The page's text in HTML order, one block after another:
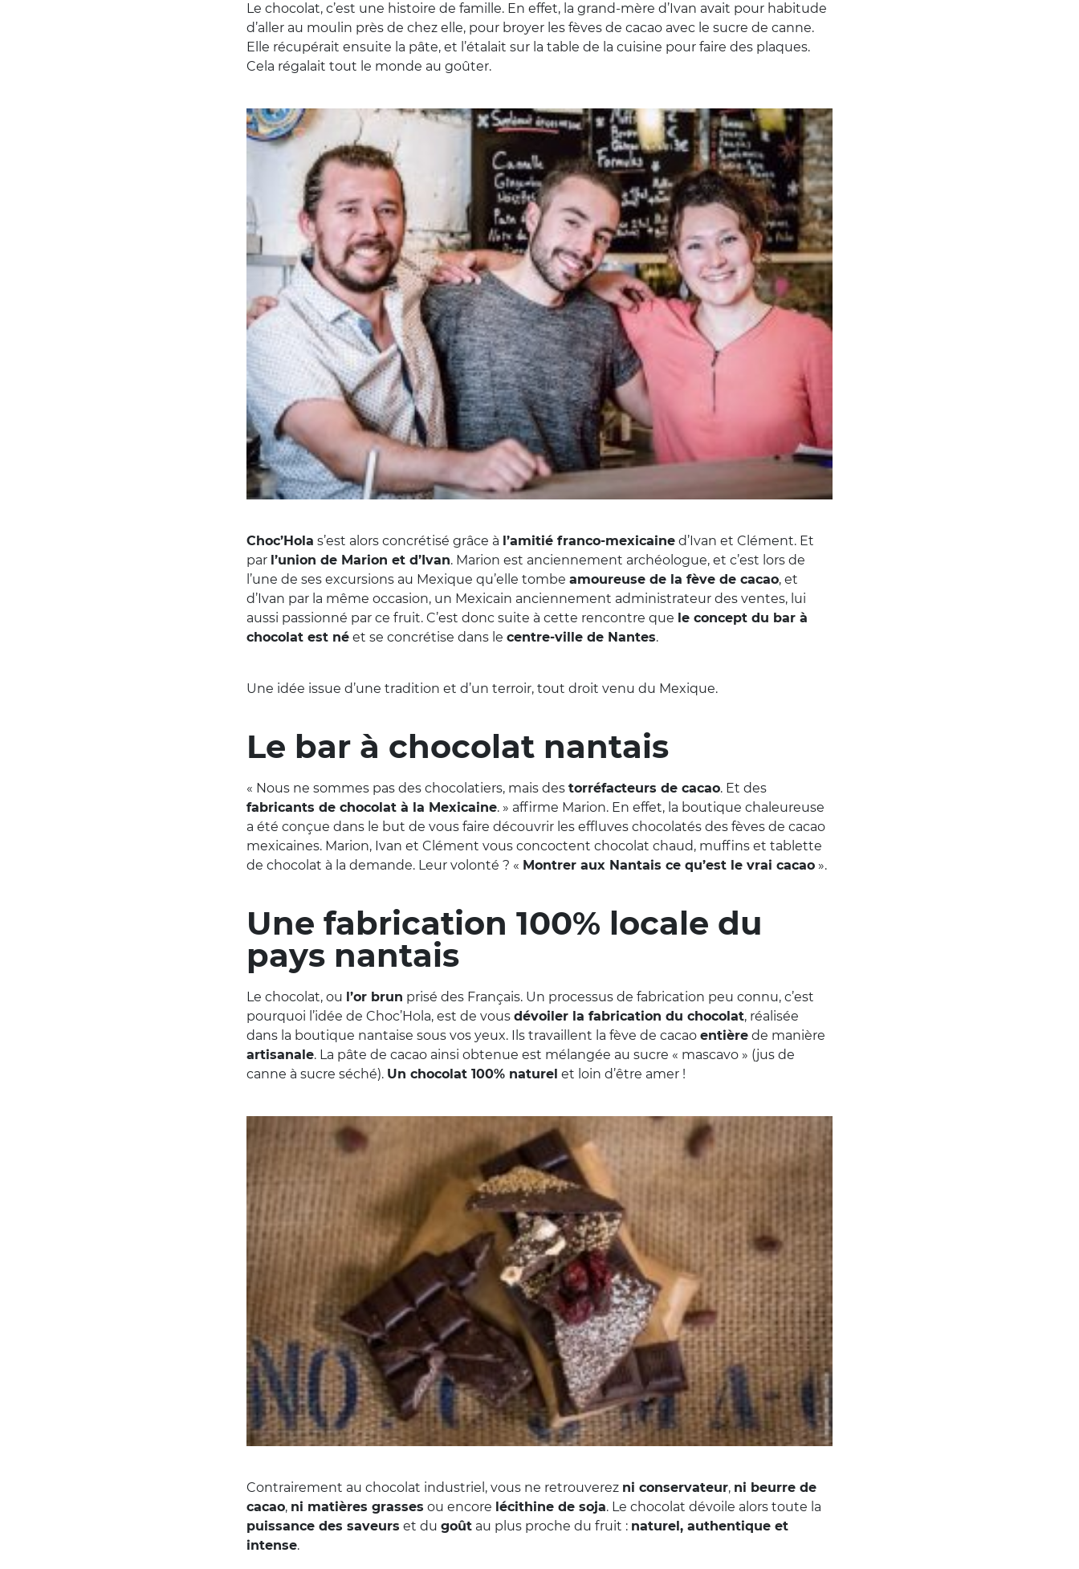
Le chocolat, c’est une histoire de famille. En effet, la grand-mère d’Ivan avait pour habitude
d’aller au moulin près de chez elle, pour broyer les fèves de cacao avec le sucre de canne.
Elle récupérait ensuite la pâte, et l’étalait sur la table de la cuisine pour faire des plaques.
Cela régalait tout le monde au goûter.
Choc’Hola s’est alors concrétisé grâce à l’amitié franco-mexicaine d’Ivan et Clément. Et
par l’union de Marion et d’Ivan. Marion est anciennement archéologue, et c’est lors de
l’une de ses excursions au Mexique qu’elle tombe amoureuse de la fève de cacao, et
d’Ivan par la même occasion, un Mexicain anciennement administrateur des ventes, lui
aussi passionné par ce fruit. C’est donc suite à cette rencontre que le concept du bar à
chocolat est né et se concrétise dans le centre-ville de Nantes.
Une idée issue d’une tradition et d’un terroir, tout droit venu du Mexique.
Le bar à chocolat nantais
« Nous ne sommes pas des chocolatiers, mais des torréfacteurs de cacao. Et des
fabricants de chocolat à la Mexicaine. » affirme Marion. En effet, la boutique chaleureuse
a été conçue dans le but de vous faire découvrir les effluves chocolatés des fèves de cacao
mexicaines. Marion, Ivan et Clément vous concoctent chocolat chaud, muffins et tablette
de chocolat à la demande. Leur volonté ? « Montrer aux Nantais ce qu’est le vrai cacao ».
Une fabrication 100% locale du
pays nantais
Le chocolat, ou l’or brun prisé des Français. Un processus de fabrication peu connu, c’est
pourquoi l’idée de Choc’Hola, est de vous dévoiler la fabrication du chocolat, réalisée
dans la boutique nantaise sous vos yeux. Ils travaillent la fève de cacao entière de manière
artisanale. La pâte de cacao ainsi obtenue est mélangée au sucre « mascavo » (jus de
canne à sucre séché). Un chocolat 100% naturel et loin d’être amer !
Contrairement au chocolat industriel, vous ne retrouverez ni conservateur, ni beurre de
cacao, ni matières grasses ou encore lécithine de soja. Le chocolat dévoile alors toute la
puissance des saveurs et du goût au plus proche du fruit : naturel, authentique et
intense.